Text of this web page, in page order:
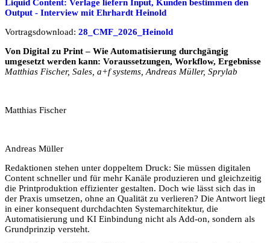
Liquid Content: Verlage liefern Input, Kunden bestimmen den
Output - Interview mit Ehrhardt Heinold
Vortragsdownload: 28_CMF_2026_Heinold
Von Digital zu Print – Wie Automatisierung durchgängig
umgesetzt werden kann: Voraussetzungen, Workflow, Ergebnisse
Matthias Fischer, Sales, a+f systems, Andreas Müller, Sprylab
Matthias Fischer
Andreas Müller
Redaktionen stehen unter doppeltem Druck: Sie müssen digitalen
Content schneller und für mehr Kanäle produzieren und gleichzeitig
die Printproduktion effizienter gestalten. Doch wie lässt sich das in
der Praxis umsetzen, ohne an Qualität zu verlieren? Die Antwort liegt
in einer konsequent durchdachten Systemarchitektur, die
Automatisierung und KI Einbindung nicht als Add-on, sondern als
Grundprinzip versteht.